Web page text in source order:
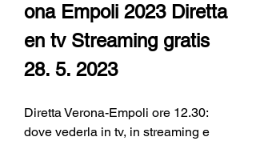
ona Empoli 2023 Diretta
en tv Streaming gratis
28. 5. 2023
Diretta Verona-Empoli ore 12.30:
dove vederla in tv, in streaming e